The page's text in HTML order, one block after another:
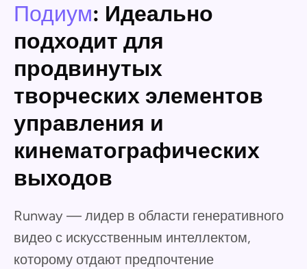
Подиум: Идеально
подходит для
продвинутых
творческих элементов
управления и
кинематографических
выходов
Runway — лидер в области генеративного
видео с искусственным интеллектом,
которому отдают предпочтение